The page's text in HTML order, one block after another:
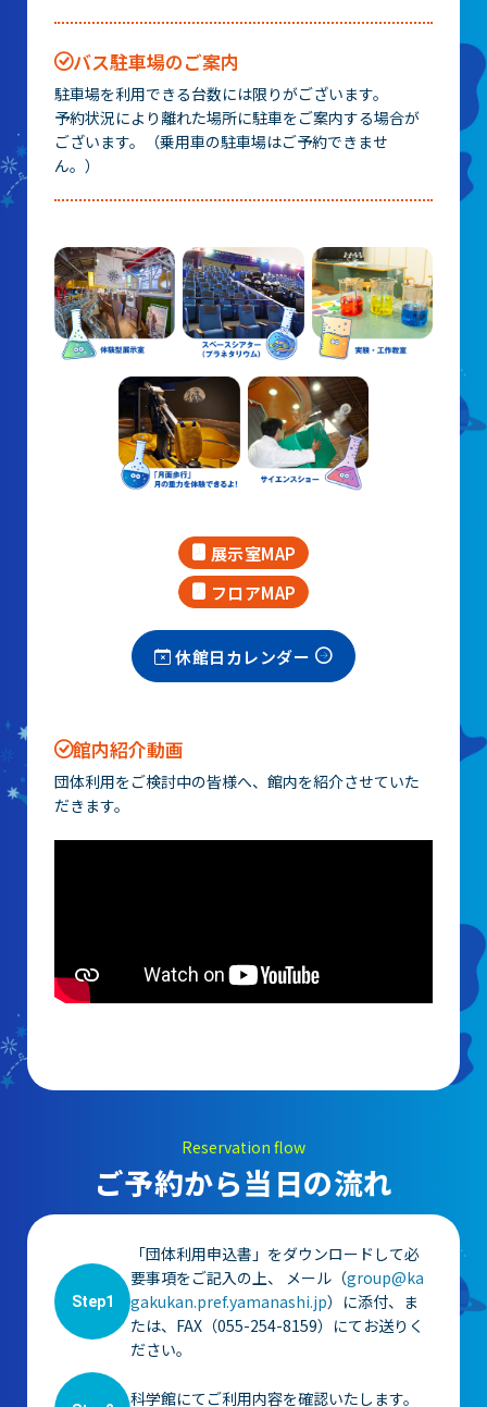
お知らせ
サイトポリシー
プライバシーポリシー
お問い合わせ
プラネタリウム
イベント
動画配信
バス駐車場のご案内
駐車場を利用できる台数には限りがございます。
予約状況により離れた場所に駐車をご案内する場合が
ございます。（乗用車の駐車場はご予約できませ
ん。）
展示室MAP
フロアMAP
休館日カレンダー
館内紹介動画
団体利用をご検討中の皆様へ、館内を紹介させていた
だきます。
Reservation flow
ご予約から当日の流れ
Step1
「団体利用申込書」をダウンロードして必
要事項をご記入の上、 メール（group@ka
gakukan.pref.yamanashi.jp）に添付、ま
たは、FAX（055-254-8159）にてお送りく
ださい。
科学館にてご利用内容を確認いたします。